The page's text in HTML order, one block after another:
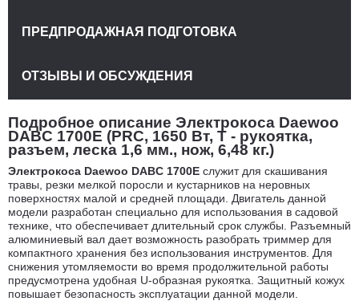
Подробное описание Электрокоса Daewoo
DABC 1700E (PRC, 1650 Вт, T - рукоятка,
разъем, леска 1,6 мм., нож, 6,48 кг.)
Электрокоса Daewoo DABC 1700E служит для скашивания
травы, резки мелкой поросли и кустарников на неровных
поверхностях малой и средней площади. Двигатель данной
модели разработан специально для использования в садовой
технике, что обеспечивает длительный срок службы. Разъемный
алюминиевый вал дает возможность разобрать триммер для
компактного хранения без использования инструментов. Для
снижения утомляемости во время продолжительной работы
предусмотрена удобная U-образная рукоятка. Защитный кожух
повышает безопасность эксплуатации данной модели.
ПРЕДПРОДАЖНАЯ ПОДГОТОВКА
ОТЗЫВЫ И ОБСУЖДЕНИЯ